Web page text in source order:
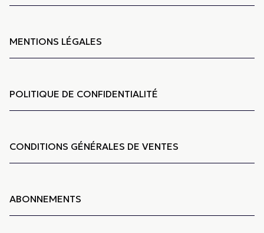
MENTIONS LÉGALES
POLITIQUE DE CONFIDENTIALITÉ
CONDITIONS GÉNÉRALES DE VENTES
ABONNEMENTS